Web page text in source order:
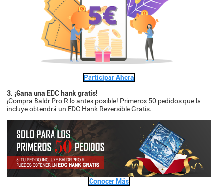
Participar Ahora
3. ¡Gana una EDC hank gratis!
¡Compra Baldr Pro R lo antes posible! Primeros 50 pedidos que la
incluye obtendrá un EDC Hank Reversible Gratis.
Conocer Más